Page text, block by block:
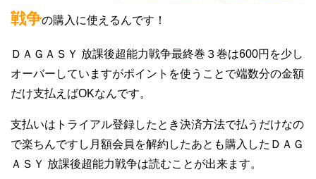
戦争の購入に使えるんです！
ＤＡＧＡＳＹ 放課後超能力戦争最終巻３巻は600円を少し
オーバーしていますがポイントを使うことで端数分の金額
だけ支払えばOKなんです。
支払いはトライアル登録したとき決済方法で払うだけなの
で楽ちんですし月額会員を解約したあとも購入したＤＡＧ
ＡＳＹ 放課後超能力戦争は読むことが出来ます。